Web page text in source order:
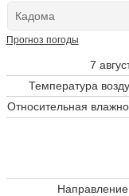
Прогноз погоды
7
Температура
Относительная
Направление